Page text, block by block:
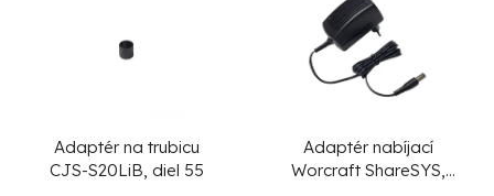
Adaptér na trubicu
CJS-S20LiB, diel 55
Adaptér nabíjací
Worcraft ShareSYS,